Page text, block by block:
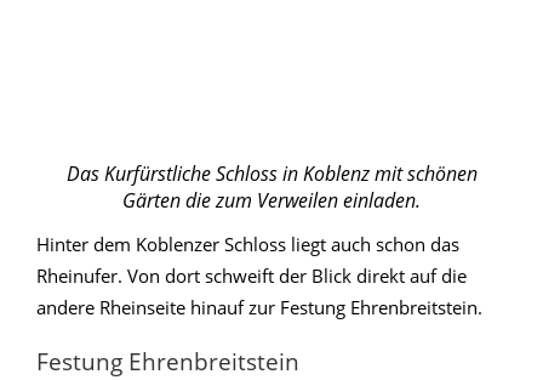
Das Kurfürstliche Schloss in Koblenz mit schönen
Gärten die zum Verweilen einladen.
Hinter dem Koblenzer Schloss liegt auch schon das
Rheinufer. Von dort schweift der Blick direkt auf die
andere Rheinseite hinauf zur Festung Ehrenbreitstein.
Festung Ehrenbreitstein